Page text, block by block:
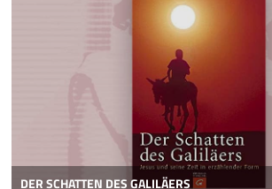
DER SCHATTEN DES GALILÄERS